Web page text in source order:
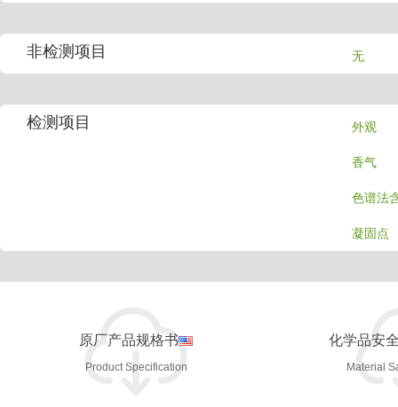
非检测项目 无
检测项目 外观
香气
色谱法
凝固点
原厂产品规格书
Product Specification
化学品安
Material